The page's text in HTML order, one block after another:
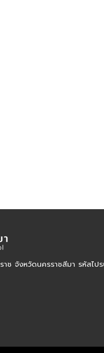
าช จังหวัดนครราชสีมา รหัสไ